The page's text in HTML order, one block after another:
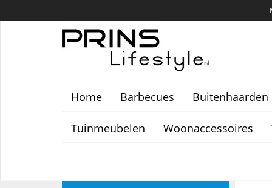
Home Barbecues Buitenhaarden
Tuinmeubelen Woonaccessoires